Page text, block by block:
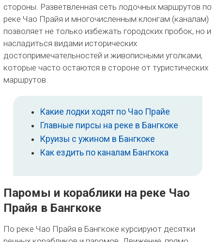
стороны. Разветвленная сеть лодочных маршрутов по
реке Чао Прайя и многочисленным клонгам (каналам)
позволяет не только избежать городских пробок, но и
насладиться видами исторических
достопримечательностей и живописными уголками,
которые часто остаются в стороне от туристических
маршрутов.
Какие лодки ходят по Чао Прайе
Главные пирсы на реке в Бангкоке
Круизы с ужином в Бангкоке
Как ездить по каналам Бангкока
Паромы и кораблики на реке Чао
Прайя в Бангкоке
По реке Чао Прайя в Бангкоке курсируют десятки